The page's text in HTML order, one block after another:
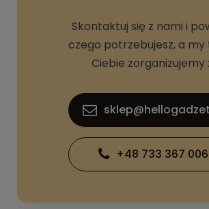
Skontaktuj się z nami i
czego potrzebujesz, a my
Ciebie zorganizujemy
+48 733 367 006